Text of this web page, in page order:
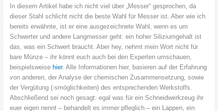
In diesem Artikel habe ich nicht viel über „Messer“ gesprochen, da
dieser Stahl schlicht nicht die beste Wahl für Messer ist. Aber wie ich
bereits erwähnte, ist er eine ausgezeichnete Wahl, wenn es um
Schwerter und andere Langmesser geht: ein hoher Siliziumgehalt ist
das, was ein Schwert braucht. Aber hey, nehmt mein Wort nicht für
bare Münze – ihr könnt euch auch bei den Experten umschauen,
beispielsweise hier. Alle Informationen hier, basieren auf der Erfahrung
von anderen, der Analyse der chemischen Zusammensetzung, sowie
der Vergütung (-smöglichkeiten) des entsprechenden Werkstoffs.
Abschließend sei noch gesagt: egal was für ein Schneidwerkzeug ihr
euer eigen nennt – behandelt es immer pfleglich – ein Lappen, ein